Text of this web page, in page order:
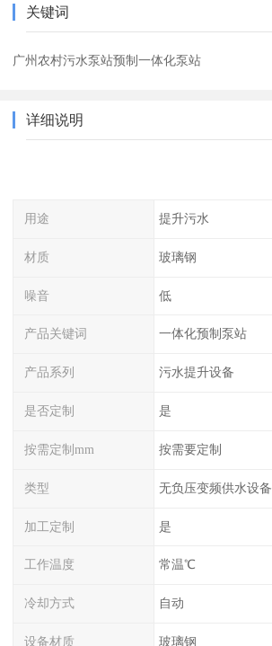
关键词
广州农村污水泵站预制一体化泵站
详细说明
用途 提升污水
材质 玻璃钢
噪音 低
产品关键词 一体化预制泵站
产品系列 污水提升设备
是否定制 是
按需定制mm 按需要定制
类型 无负压变频供水设备
加工定制 是
工作温度 常温℃
冷却方式 自动
设备材质 玻璃钢